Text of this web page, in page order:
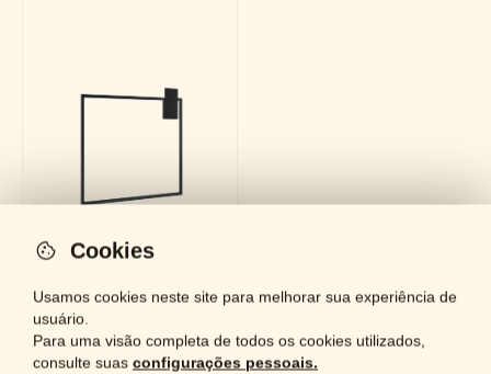
Cookies
Usamos cookies neste site para melhorar sua experiência de
usuário.
Para uma visão completa de todos os cookies utilizados,
consulte suas configurações pessoais.